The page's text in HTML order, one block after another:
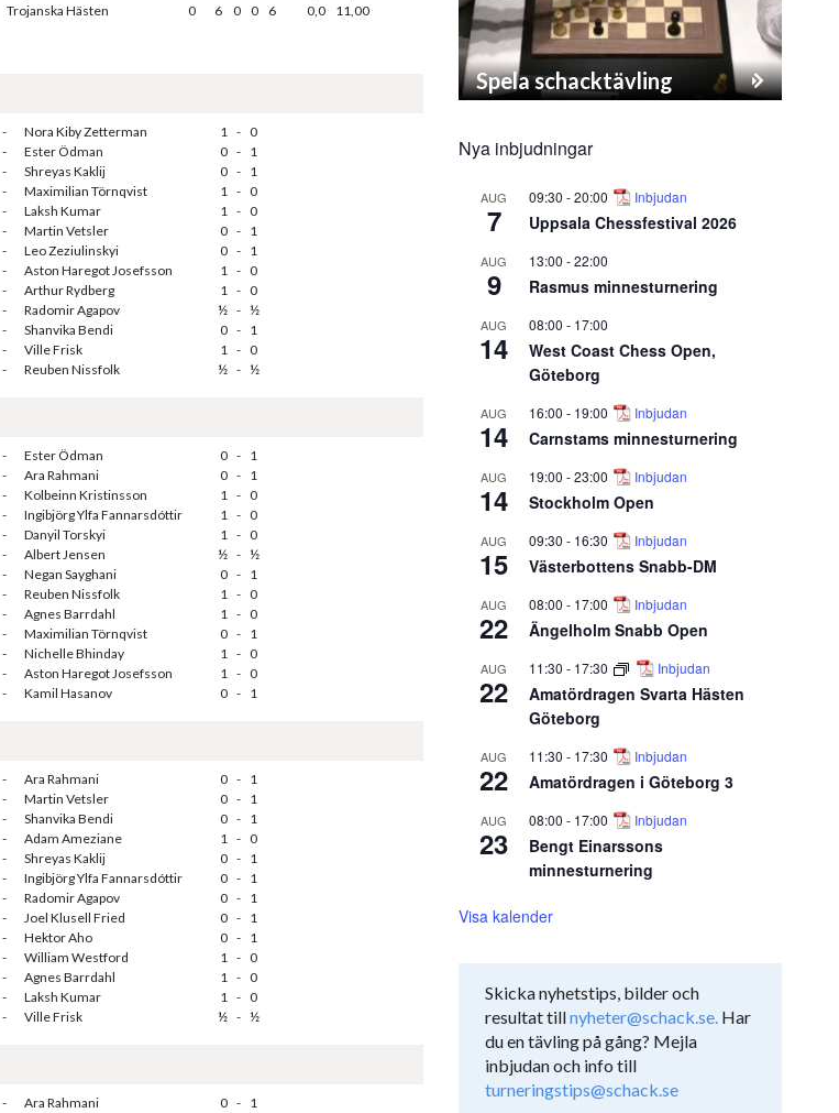
Trojanska Hästen 0 6 0 0 6 0,0 11,00
- Nora Kiby Zetterman 1 - 0
- Ester Ödman 0 - 1
- Shreyas Kaklij 0 - 1
- Maximilian Törnqvist 1 - 0
- Laksh Kumar 1 - 0
- Martin Vetsler 0 - 1
- Leo Zeziulinskyi 0 - 1
- Aston Haregot Josefsson 1 - 0
- Arthur Rydberg 1 - 0
- Radomir Agapov ½ - ½
- Shanvika Bendi 0 - 1
- Ville Frisk 1 - 0
- Reuben Nissfolk ½ - ½
- Ester Ödman 0 - 1
- Ara Rahmani 0 - 1
- Kolbeinn Kristinsson 1 - 0
- Ingibjörg Ylfa Fannarsdóttir 1 - 0
- Danyil Torskyi 1 - 0
- Albert Jensen ½ - ½
- Negan Sayghani 0 - 1
- Reuben Nissfolk 1 - 0
- Agnes Barrdahl 1 - 0
- Maximilian Törnqvist 0 - 1
- Nichelle Bhinday 1 - 0
- Aston Haregot Josefsson 1 - 0
- Kamil Hasanov 0 - 1
- Ara Rahmani 0 - 1
- Martin Vetsler 0 - 1
- Shanvika Bendi 0 - 1
- Adam Ameziane 1 - 0
- Shreyas Kaklij 0 - 1
- Ingibjörg Ylfa Fannarsdóttir 0 - 1
- Radomir Agapov 0 - 1
- Joel Klusell Fried 0 - 1
- Hektor Aho 0 - 1
- William Westford 1 - 0
- Agnes Barrdahl 1 - 0
- Laksh Kumar 1 - 0
- Ville Frisk ½ - ½
- Ara Rahmani 0 - 1
Spela schacktävling
Nya inbjudningar
AUG
7
09:30 -20:00 Inbjudan
Uppsala Chessfestival 2026
AUG
9
13:00 -22:00
Rasmus minnesturnering
AUG
14
08:00 - 17:00
West Coast Chess Open,
Göteborg
AUG
14
16:00 - 19:00 Inbjudan
Carnstams minnesturnering
AUG
14
19:00 -23:00 Inbjudan
Stockholm Open
AUG
15
09:30 - 16:30 Inbjudan
Västerbottens Snabb-DM
AUG
22
08:00 - 17:00 Inbjudan
Ängelholm Snabb Open
AUG
22
11:30 - 17:30 Inbjudan
Amatördragen Svarta Hästen
Göteborg
AUG
22
11:30 - 17:30 Inbjudan
Amatördragen i Göteborg 3
AUG
23
08:00 - 17:00 Inbjudan
Bengt Einarssons
minnesturnering
Visa kalender
Skicka nyhetstips, bilder och
resultat tillnyheter@schack.se. Har
du en tävling på gång? Mejla
inbjudan och info till
turneringstips@schack.se